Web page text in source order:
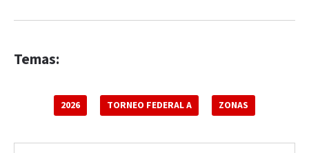
Temas:
2026 TORNEO FEDERAL A ZONAS